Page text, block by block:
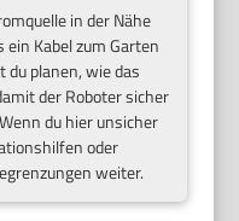
in der Nähe
Kabel zum Garten
planen, wie das
der Roboter sicher
du hier unsicher
oder
weiter.